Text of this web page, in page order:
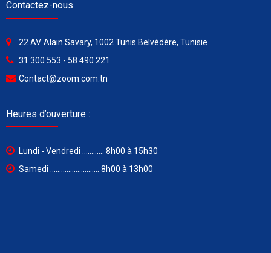
Contactez-nous
22 AV. Alain Savary, 1002 Tunis Belvédère, Tunisie
31 300 553 - 58 490 221
Contact@zoom.com.tn
Heures d’ouverture :
Lundi - Vendredi ............ 8h00 à 15h30
Samedi ........................... 8h00 à 13h00